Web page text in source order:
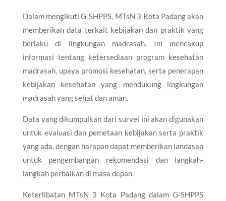
Dalam mengikuti G-SHPPS, MTsN 3 Kota Padang akan
memberikan data terkait kebijakan dan praktik yang
berlaku di lingkungan madrasah. Ini mencakup
informasi tentang ketersediaan program kesehatan
madrasah, upaya promosi kesehatan, serta penerapan
kebijakan kesehatan yang mendukung lingkungan
madrasah yang sehat dan aman.
Data yang dikumpulkan dari survei ini akan digunakan
untuk evaluasi dan pemetaan kebijakan serta praktik
yang ada, dengan harapan dapat memberikan landasan
untuk pengembangan rekomendasi dan langkah-
langkah perbaikan di masa depan.
Keterlibatan MTsN 3 Kota Padang dalam G-SHPPS